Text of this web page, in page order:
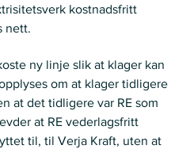
kostnadsfritt
nett.
ny linje slik at klager kan
om at klager tidligere
at det tidligere var RE som
at RE vederlagsfritt
til, til Verja Kraft, uten at